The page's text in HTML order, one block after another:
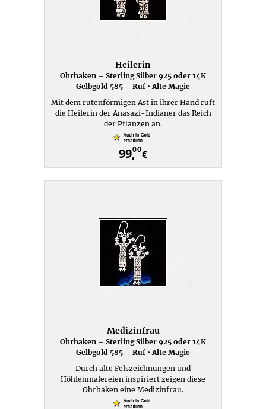
Heilerin
Ohrhaken – Sterling Silber 925 oder 14K
Gelbgold 585 – Ruf • Alte Magie
Mit dem rutenförmigen Ast in ihrer Hand ruft
die Heilerin der Anasazi-Indianer das Reich
der Pflanzen an.
99,00€
Medizinfrau
Ohrhaken – Sterling Silber 925 oder 14K
Gelbgold 585 – Ruf • Alte Magie
Durch alte Felszeichnungen und
Höhlenmalereien inspiriert zeigen diese
Ohrhaken eine Medizinfrau.